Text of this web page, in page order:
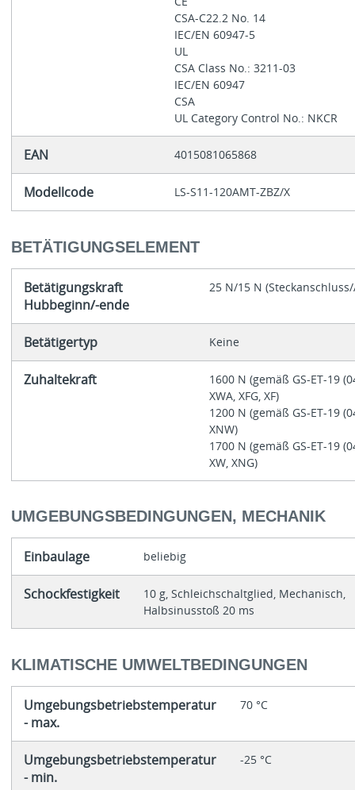
CSA-C22.2 No. 14
IEC/EN 60947-5
UL
CSA Class No.: 3211-03
IEC/EN 60947
CSA
UL Category Control No.: NKCR
EAN 4015081065868
Modellcode LS-S11-120AMT-ZBZ/X
BETÄTIGUNGSELEMENT
Betätigungskraft
Hubbeginn/-ende
25 N/15 N
Betätigertyp Keine
Zuhaltekraft
1600 N (gemäß GS-ET-19
XWA, XFG, XF)
1200 N (gemäß GS-ET-19
XNW)
1700 N (gemäß GS-ET-19
XW, XNG)
UMGEBUNGSBEDINGUNGEN, MECHANIK
Einbaulage beliebig
Schockfestigkeit
10 g, Schleichschaltglied, Mechanisch,
Halbsinusstoß 20 ms
KLIMATISCHE UMWELTBEDINGUNGEN
Umgebungsbetriebstemperatur
- max.
70 °C
Umgebungsbetriebstemperatur
- min.
-25 °C